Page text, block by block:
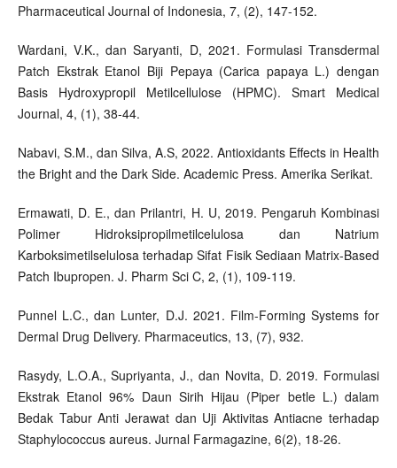
Pharmaceutical Journal of Indonesia, 7, (2), 147-152.
Wardani, V.K., dan Saryanti, D, 2021. Formulasi Transdermal
Patch Ekstrak Etanol Biji Pepaya (Carica papaya L.) dengan
Basis Hydroxypropil Metilcellulose (HPMC). Smart Medical
Journal, 4, (1), 38-44.
Nabavi, S.M., dan Silva, A.S, 2022. Antioxidants Effects in Health
the Bright and the Dark Side. Academic Press. Amerika Serikat.
Ermawati, D. E., dan Prilantri, H. U, 2019. Pengaruh Kombinasi
Polimer Hidroksipropilmetilcelulosa dan Natrium
Karboksimetilselulosa terhadap Sifat Fisik Sediaan Matrix-Based
Patch Ibupropen. J. Pharm Sci C, 2, (1), 109-119.
Punnel L.C., dan Lunter, D.J. 2021. Film-Forming Systems for
Dermal Drug Delivery. Pharmaceutics, 13, (7), 932.
Rasydy, L.O.A., Supriyanta, J., dan Novita, D. 2019. Formulasi
Ekstrak Etanol 96% Daun Sirih Hijau (Piper betle L.) dalam
Bedak Tabur Anti Jerawat dan Uji Aktivitas Antiacne terhadap
Staphylococcus aureus. Jurnal Farmagazine, 6(2), 18-26.